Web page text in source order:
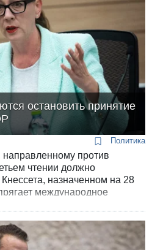
остановить принятие
Политика
направленному против
чтении должно
назначенном на 28
международное